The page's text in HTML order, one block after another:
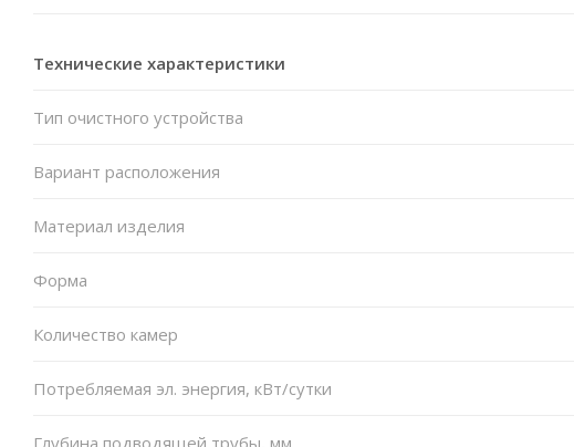
Технические характеристики
Тип очистного устройства
Вариант расположения
Материал изделия
Форма
Количество камер
Потребляемая эл. энергия, кВт/сутки
Глубина подводящей трубы, мм